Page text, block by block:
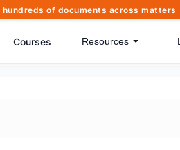
of documents across matters
Courses Resources